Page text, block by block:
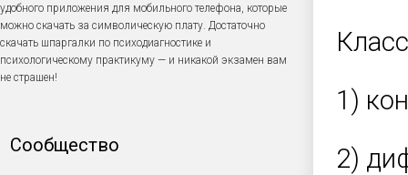
удобного приложения для мобильного телефона, которые
можно скачать за символическую плату. Достаточно
скачать шпаргалки по психодиагностике и
психологическому практикуму — и никакой экзамен вам
не страшен!
Сообщество
1)
2)